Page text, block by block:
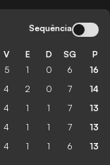
Sequência
V E D SG P
5 1 0 6 16
4 2 0 7 14
4 1 1 7 13
4 1 1 7 13
4 1 1 6 13